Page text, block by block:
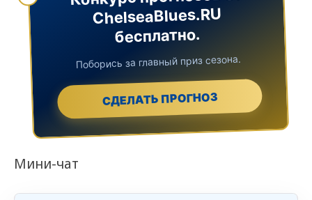
ChelseaBlues.RU
бесплатно.
Поборись за главный приз сезона.
СДЕЛАТЬ ПРОГНОЗ
Мини-чат